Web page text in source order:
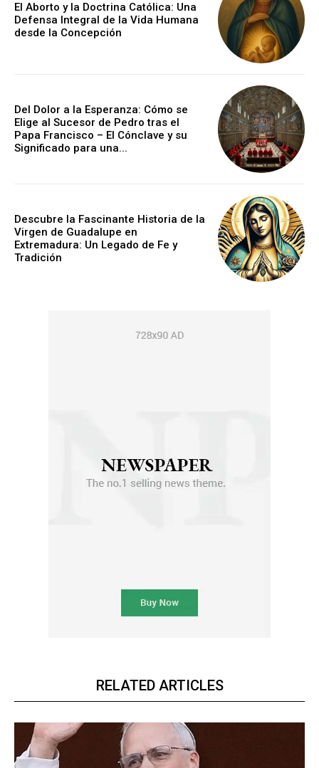
El Aborto y la Doctrina Católica: Una
Defensa Integral de la Vida Humana
desde la Concepción
Del Dolor a la Esperanza: Cómo se
Elige al Sucesor de Pedro tras el
Papa Francisco – El Cónclave y su
Significado para una...
Descubre la Fascinante Historia de la
Virgen de Guadalupe en
Extremadura: Un Legado de Fe y
Tradición
RELATED ARTICLES